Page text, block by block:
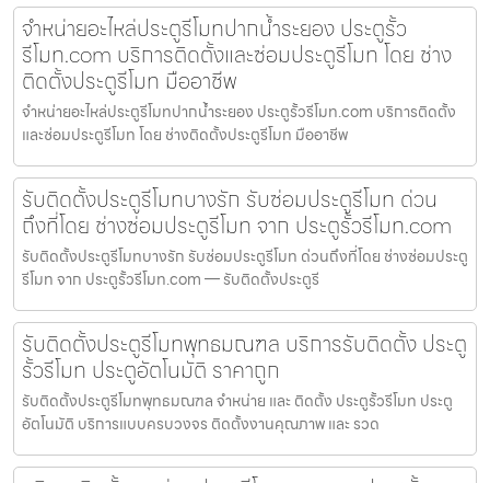
จำหน่ายอะไหล่ประตูรีโมทปากน้ำระยอง ประตูรั้ว
รีโมท.com บริการติดตั้งและซ่อมประตูรีโมท โดย ช่าง
ติดตั้งประตูรีโมท มืออาชีพ
จำหน่ายอะไหล่ประตูรีโมทปากน้ำระยอง ประตูรั้วรีโมท.com บริการติดตั้ง
และซ่อมประตูรีโมท โดย ช่างติดตั้งประตูรีโมท มืออาชีพ
รับติดตั้งประตูรีโมทบางรัก รับซ่อมประตูรีโมท ด่วน
ถึงที่โดย ช่างซ่อมประตูรีโมท จาก ประตูรั้วรีโมท.com
รับติดตั้งประตูรีโมทบางรัก รับซ่อมประตูรีโมท ด่วนถึงที่โดย ช่างซ่อมประตู
รีโมท จาก ประตูรั้วรีโมท.com — รับติดตั้งประตูรี
รับติดตั้งประตูรีโมทพุทธมณฑล บริการรับติดตั้ง ประตู
รั้วรีโมท ประตูอัตโนมัติ ราคาถูก
รับติดตั้งประตูรีโมทพุทธมณฑล จำหน่าย และ ติดตั้ง ประตูรั้วรีโมท ประตู
อัตโนมัติ บริการแบบครบวงจร ติดตั้งงานคุณภาพ และ รวด